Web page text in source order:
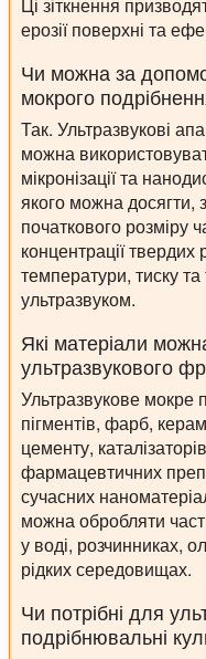
ерозії поверхні та
Чи можна за
мокрого
Так. Ультразвукові
можна
мікронізації та
якого можна досягти,
початкового розміру
концентрації твердих
температури, тиску
ультразвуком.
Які матеріали
ультразвукового
Ультразвукове мокре
пігментів, фарб,
цементу,
фармацевтичних
сучасних
можна обробляти
у воді, розчинниках,
рідких середовищах.
Чи потрібні для
подрібнювальні